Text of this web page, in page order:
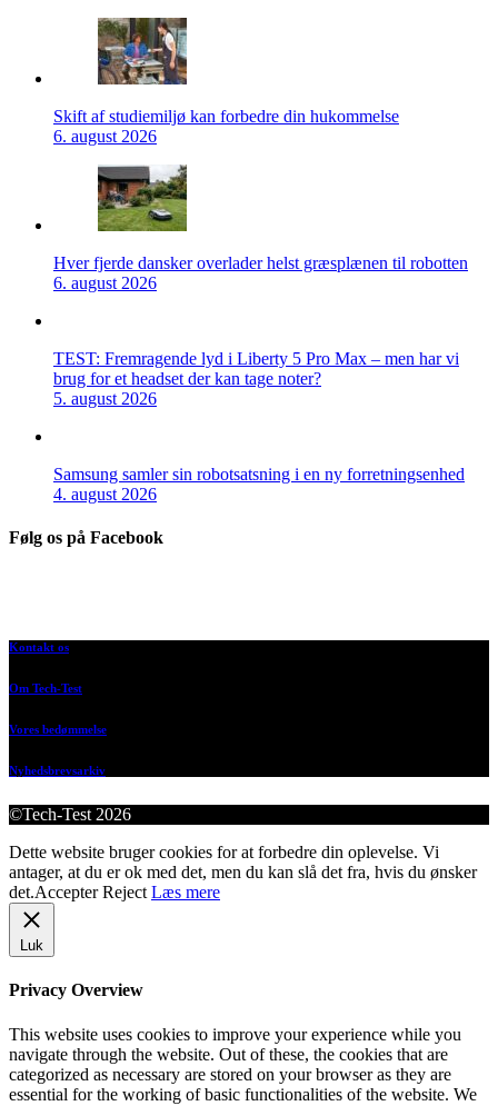
Skift af studiemiljø kan forbedre din hukommelse
6. august 2026
Hver fjerde dansker overlader helst græsplænen til robotten
6. august 2026
TEST: Fremragende lyd i Liberty 5 Pro Max – men har vi
brug for et headset der kan tage noter?
5. august 2026
Samsung samler sin robotsatsning i en ny forretningsenhed
4. august 2026
Følg os på Facebook
Kontakt os
Om Tech-Test
Vores bedømmelse
Nyhedsbrevsarkiv
©Tech-Test 2026
Dette website bruger cookies for at forbedre din oplevelse. Vi
antager, at du er ok med det, men du kan slå det fra, hvis du ønsker
det.Accepter Reject Læs mere
Luk
Privacy Overview
This website uses cookies to improve your experience while you
navigate through the website. Out of these, the cookies that are
categorized as necessary are stored on your browser as they are
essential for the working of basic functionalities of the website. We